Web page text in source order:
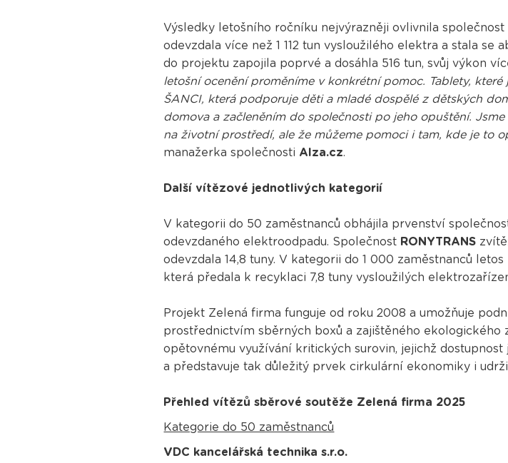
Výsledky letošního ročníku nejvýrazněji ovlivnila společnost
odevzdala více než 1 112 tun vysloužilého elektra a stala se
do projektu zapojila poprvé a dosáhla 516 tun, svůj výkon
letošní ocenění proměníme v konkrétní pomoc. Tablety,
ŠANCI, která podporuje děti a mladé dospělé z dětských
domova a začleněním do společnosti po jeho opuštění.
na životní prostředí, ale že můžeme pomoci i tam, kde je to
manažerka společnosti Alza.cz.
Další vítězové jednotlivých kategorií
V kategorii do 50 zaměstnanců obhájila prvenství
odevzdaného elektroodpadu. Společnost RONYTRANS
odevzdala 14,8 tuny. V kategorii do 1 000 zaměstnanců
která předala k recyklaci 7,8 tuny vysloužilých
Projekt Zelená firma funguje od roku 2008 a umožňuje
prostřednictvím sběrných boxů a zajištěného ekologického
opětovnému využívání kritických surovin, jejichž
a představuje tak důležitý prvek cirkulární ekonomiky i
Přehled vítězů sběrové soutěže Zelená firma 2025
Kategorie do 50 zaměstnanců
VDC kancelářská technika s.r.o.